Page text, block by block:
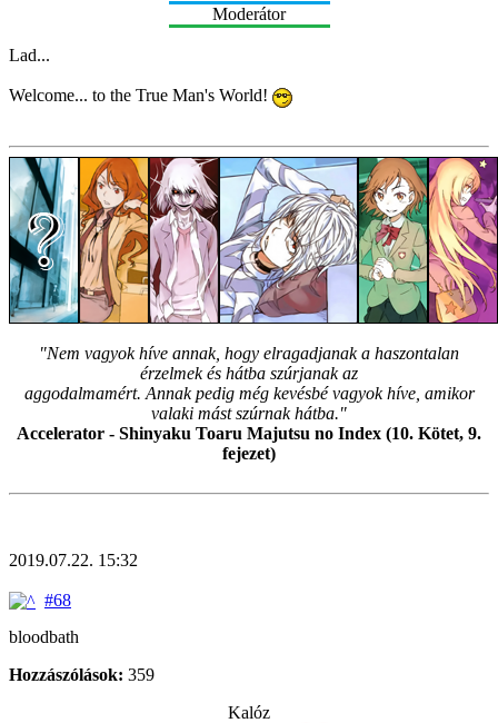
Moderátor
Lad...
Welcome... to the True Man's World!
"Nem vagyok híve annak, hogy elragadjanak a haszontalan
érzelmek és hátba szúrjanak az
aggodalmamért. Annak pedig még kevésbé vagyok híve, amikor
valaki mást szúrnak hátba."
Accelerator - Shinyaku Toaru Majutsu no Index (10. Kötet, 9.
fejezet)
2019.07.22. 15:32
#68
bloodbath
Hozzászólások: 359
Kalóz